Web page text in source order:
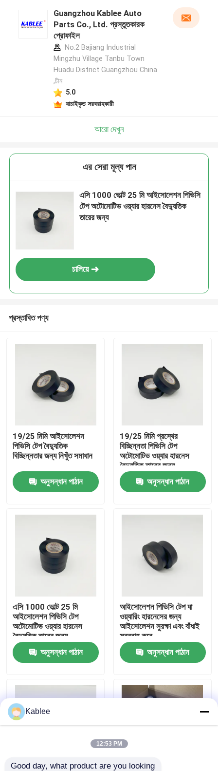
বাড়ি
আমাদের সম্পর্কে
কারখানা ভ্রমণ
আমাদের সাথে যোগাযোগ করুন
স্বয়ংচালিত তারের জোতা টেপ
Guangzhou Kablee Auto
Parts Co., Ltd. প্রস্তুতকারক
প্রোফাইল
No.2 Bajiang Industrial
Mingzhu Village Tanbu Town
Huadu District Guangzhou China
,চীন
5.0
যাচাইকৃত সরবরাহকারী
আরো দেখুন
এর সেরা মূল্য পান
এসি 1000 ভোল্ট 25 মি আইসোলেশন পিভিসি
টেপ অটোমোটিভ ওয়্যার হারনেস বৈদ্যুতিক
তারের জন্য
চালিয়ে
প্রস্তাবিত পণ্য
19/25 মিমি আইসোলেশন
পিভিসি টেপ বৈদ্যুতিক
বিচ্ছিন্নতার জন্য নিখুঁত সমাধান
অনুসন্ধান পাঠান
19/25 মিমি প্রস্থের
বিচ্ছিন্নতা পিভিসি টেপ
অটোমোটিভ ওয়্যার হারনেস
বৈদ্যুতিক তারের জন্য
অনুসন্ধান পাঠান
এসি 1000 ভোল্ট 25 মি
আইসোলেশন পিভিসি টেপ
অটোমোটিভ ওয়্যার হারনেস
বৈদ্যুতিক তারের জন্য
অনুসন্ধান পাঠান
আইসোলেশন পিভিসি টেপ যা
ওয়্যারিং হারনেসের জন্য
আইসোলেশন সুরক্ষা এবং বাঁধাই
সরবরাহ করে
অনুসন্ধান পাঠান
Kablee
12:53 PM
Good day, what product are you looking